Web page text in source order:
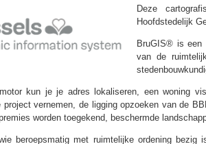
Deze
Hoofdstedelijk
BruGIS® is een
van de
kun je je adres lokaliseren, een woning
vernemen, de ligging opzoeken van de
worden toegekend, beschermde
beroepsmatig met ruimtelijke ordening bezig